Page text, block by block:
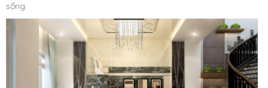
sống.